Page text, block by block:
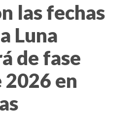
las fechas
Luna
de fase
en